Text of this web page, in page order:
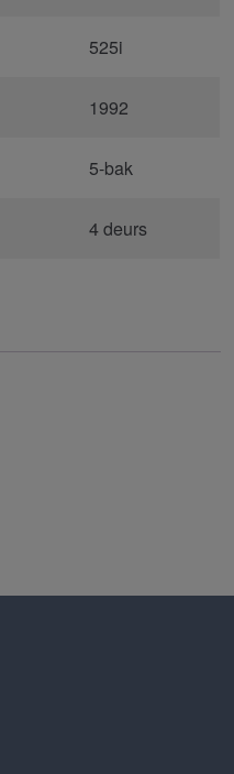
525i
1992
5-bak
4 deurs